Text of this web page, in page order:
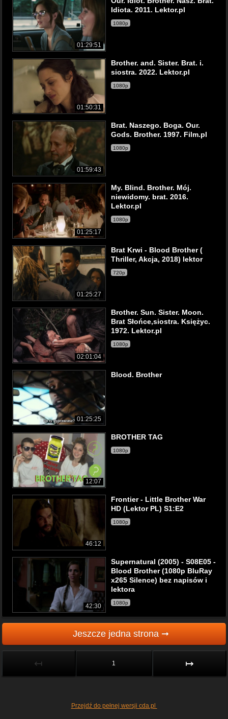
01:29:51
Idiota. 2011. Lektor.pl
1080p
01:50:31
Brother. and. Sister. Brat. i.
siostra. 2022. Lektor.pl
1080p
01:59:43
Brat. Naszego. Boga. Our.
Gods. Brother. 1997. Film.pl
1080p
01:25:17
My. Blind. Brother. Mój.
niewidomy. brat. 2016.
Lektor.pl
1080p
01:25:27
Brat Krwi - Blood Brother (
Thriller, Akcja, 2018) lektor
720p
02:01:04
Brother. Sun. Sister. Moon.
Brat Słońce,siostra. Księżyc.
1972. Lektor.pl
1080p
01:25:25
Blood. Brother
12:07
BROTHER TAG
1080p
46:12
Frontier - Little Brother War
HD (Lektor PL) S1:E2
1080p
42:30
Supernatural (2005) - S08E05 -
Blood Brother (1080p BluRay
x265 Silence) bez napisów i
lektora
1080p
Jeszcze jedna strona ➞
↤ 1 ↦
Przejdź do pełnej wersji cda.pl